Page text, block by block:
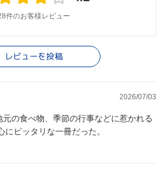
件のお客様レビュー
レビューを投稿
2026/07/03
の食べ物、季節の行事などに惹かれる
にピッタリな一冊だった。